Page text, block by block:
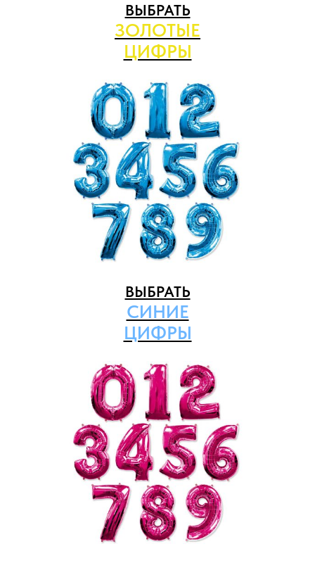
ВЫБРАТЬ
ЗОЛОТЫЕ
ЦИФРЫ
ВЫБРАТЬ
СИНИЕ
ЦИФРЫ